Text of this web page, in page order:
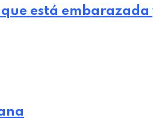
está embarazada